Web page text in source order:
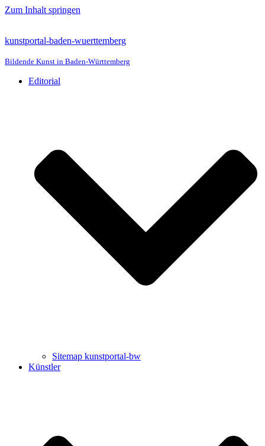
Zum Inhalt springen
kunstportal-baden-wuerttemberg
Bildende Kunst in Baden-Württemberg
Editorial
Sitemap kunstportal-bw
Künstler